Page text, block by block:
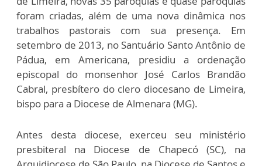
foram criadas, além de uma nova dinâmica nos
trabalhos pastorais com sua presença. Em
setembro de 2013, no Santuário Santo Antônio de
Pádua, em Americana, presidiu a ordenação
episcopal do monsenhor José Carlos Brandão
Cabral, presbítero do clero diocesano de Limeira,
bispo para a Diocese de Almenara (MG).
Antes desta diocese, exerceu seu ministério
presbiteral na Diocese de Chapecó (SC), na